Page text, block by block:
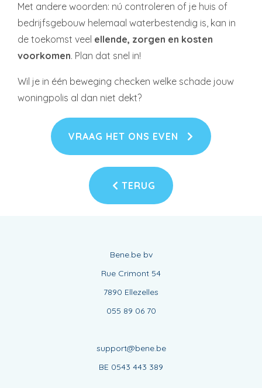
Met andere woorden: nú controleren of je huis of
bedrijfsgebouw helemaal waterbestendig is, kan in
de toekomst veel ellende, zorgen en kosten
voorkomen. Plan dat snel in!
Wil je in één beweging checken welke schade jouw
woningpolis al dan niet dekt?
VRAAG HET ONS EVEN
TERUG
Bene.be bv
Rue Crimont 54
7890 Ellezelles
055 89 06 70
support@bene.be
BE 0543 443 389